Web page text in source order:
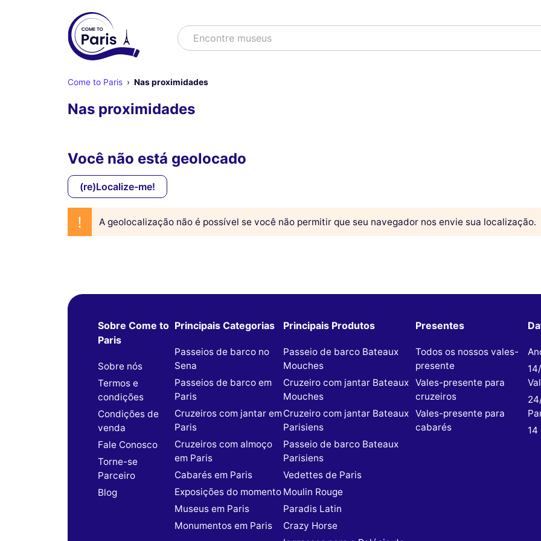
BuscarEncontre museus
Come to Paris Nas proximidades
Nas proximidades
Você não está geolocado
(re)Localize-me!
A geolocalização não é possível se você não permitir que seu navegador nos envie sua localização.
Sobre Come to
Paris
Sobre nós
Termos e
condições
Condições de
venda
Fale Conosco
Torne-se
Parceiro
Blog
Principais Categorias
Passeios de barco no
Sena
Passeios de barco em
Paris
Cruzeiros com jantar em
Paris
Cruzeiros com almoço
em Paris
Cabarés em Paris
Exposições do momento
Museus em Paris
Monumentos em Paris
Principais Produtos
Passeio de barco Bateaux
Mouches
Cruzeiro com jantar Bateaux
Mouches
Cruzeiro com jantar Bateaux
Parisiens
Passeio de barco Bateaux
Parisiens
Vedettes de Paris
Moulin Rouge
Paradis Latin
Crazy Horse
Presentes
Todos os nossos vales-
presente
Vales-presente para
cruzeiros
Vales-presente para
cabarés
14